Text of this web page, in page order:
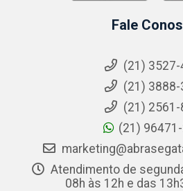
Fale
(21) 3527-
(21) 3888-
(21)
(21)
Atendimento de
08h às 12h e das